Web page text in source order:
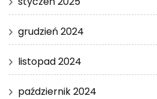
grudzień 2024
listopad 2024
październik 2024